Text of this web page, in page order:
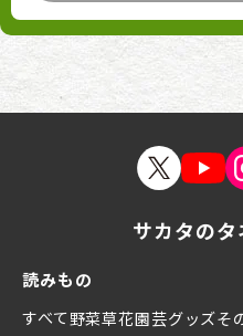
サカタの
読みもの
すべて野菜草花園芸グッズそ